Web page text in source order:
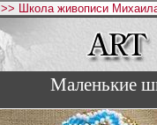
>> Школа живописи
Маленькие